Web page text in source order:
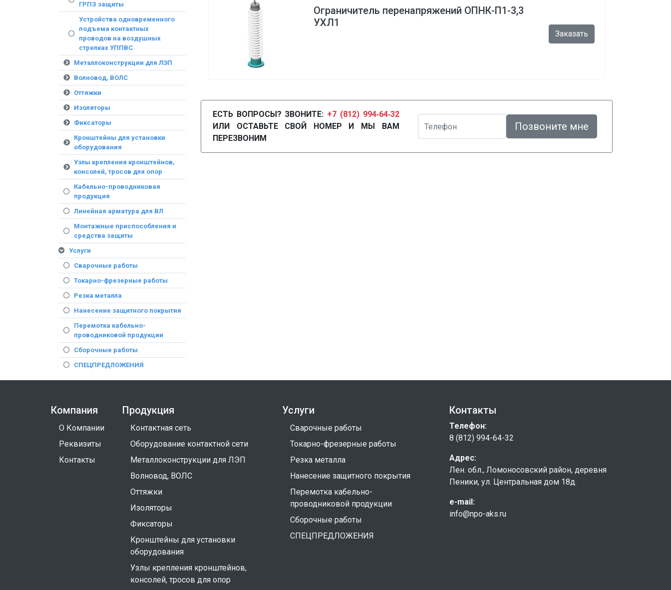
ГРПЗ защиты
Устройства одновременного
подъема контактных
проводов на воздушных
стрелках УППВС
Металлоконструкции для ЛЭП
Волновод, ВОЛС
Оттяжки
Изоляторы
Фиксаторы
Кронштейны для установки
оборудования
Узлы крепления кронштейнов,
консолей, тросов для опор
Кабельно-проводниковая
продукция
Линейная арматура для ВЛ
Монтажные приспособления и
средства защиты
Услуги
Сварочные работы
Токарно-фрезерные работы
Резка металла
Нанесение защитного покрытия
Перемотка кабельно-
проводниковой продукции
Сборочные работы
СПЕЦПРЕДЛОЖЕНИЯ
Ограничитель перенапряжений ОПНК-П1-3,3
УХЛ1
Заказать
ЕСТЬ ВОПРОСЫ? ЗВОНИТЕ: +7 (812) 994‑64‑32
ИЛИ ОСТАВЬТЕ СВОЙ НОМЕР И МЫ ВАМ
ПЕРЕЗВОНИМ
Телефон Позвоните мне
Компания
О Компании
Реквизиты
Контакты
Продукция
Контактная сеть
Оборудование контактной сети
Металлоконструкции для ЛЭП
Волновод, ВОЛС
Оттяжки
Изоляторы
Фиксаторы
Кронштейны для установки
оборудования
Узлы крепления кронштейнов,
консолей, тросов для опор
Услуги
Сварочные работы
Токарно-фрезерные работы
Резка металла
Нанесение защитного покрытия
Перемотка кабельно-
проводниковой продукции
Сборочные работы
СПЕЦПРЕДЛОЖЕНИЯ
Контакты
Телефон:
8 (812) 994-64-32
Адрес:
Лен. обл., Ломоносовский район, деревня
Пеники, ул. Центральная дом 18д.
e-mail:
info@npo-aks.ru